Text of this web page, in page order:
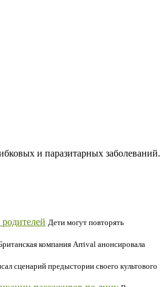
и паразитарных заболеваний.
Дети могут повторять
компания Arrival анонсировала
сценарий предыстории своего культового